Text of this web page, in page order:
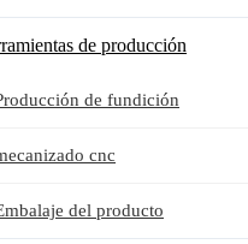
de producción
de fundición
cnc
del producto